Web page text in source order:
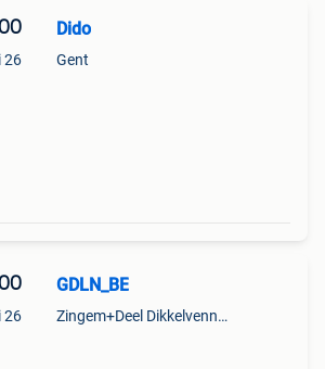
26
Dido
Gent
26
GDLN_BE
Zingem+Deel Dikkelvenne En Nederzwalm-Hermelgem